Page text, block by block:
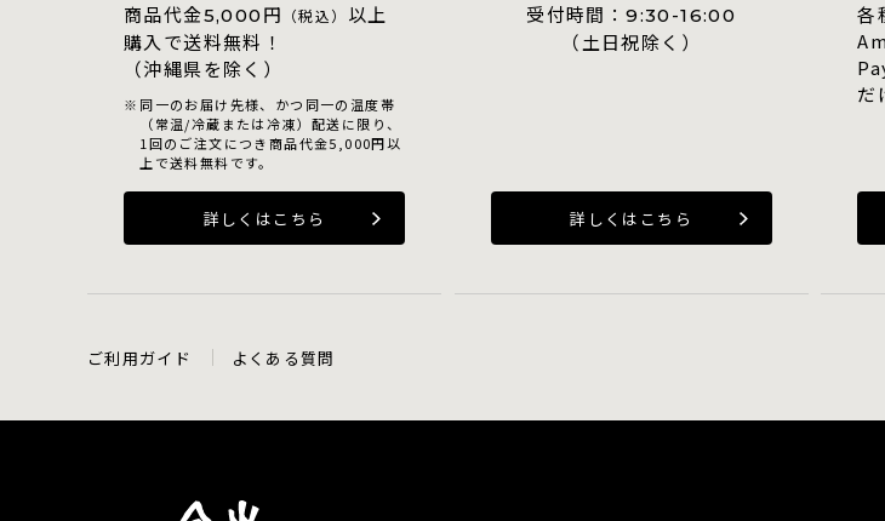
商品代金5,000 円 （税込） 以上
購入で送料無料！
（沖縄県を除く）
同一のお届け先様、かつ同一の温度帯
（常温/冷蔵または冷凍）配送に限り、
1回のご注文につき商品代金5,000円以
上で送料無料です。
詳しくはこちら
受付時間：9:30-16:00
（土日祝除く）
詳しくはこちら
各
だ
ご利用ガイド よくある質問